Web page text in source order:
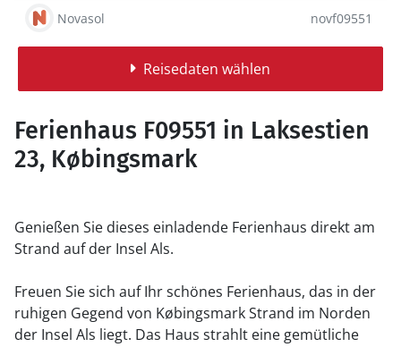
Novasol novf09551
Reisedaten wählen
Ferienhaus F09551 in Laksestien
23, Købingsmark
Genießen Sie dieses einladende Ferienhaus direkt am
Strand auf der Insel Als.
Freuen Sie sich auf Ihr schönes Ferienhaus, das in der
ruhigen Gegend von Købingsmark Strand im Norden
der Insel Als liegt. Das Haus strahlt eine gemütliche